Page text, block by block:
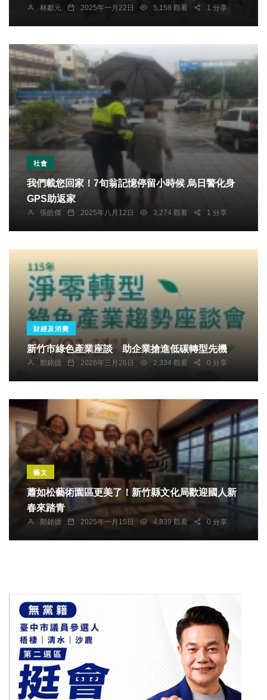
林獻元 2025年一月22日 5,158 觀看 1 分享
社會
我們載您回家！7旬翁記憶停留小時候 烏日警化身
GPS助返家
張皓傑 2025年八月12日 3,274 觀看 1 分享
財經及消費
新竹市綠色產業座談 助企業搶進低碳轉型先機
鄭銘德 2026年三月26日 2,334 觀看 0 分享
藝文
蕭如松藝術園區更美了！新竹縣文化局歡迎國人新
春來踏青
鄭銘德 2025年一月15日 4,839 觀看 0 分享